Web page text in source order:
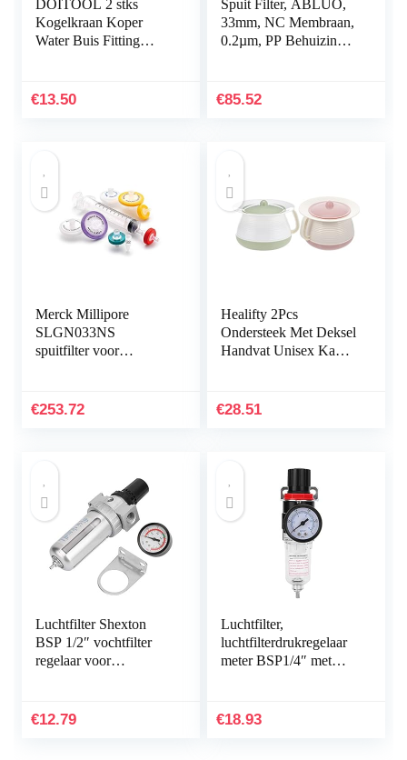
DOITOOL 2 stks
Kogelkraan Koper
Water Buis Fitting
voor Watersystemen…
€13.50
Spuit Filter, ABLUO,
33mm, NC Membraan,
0.2µm, PP Behuizing,
€85.52
Merck Millipore
SLGN033NS
spuitfilter voor
€253.72
Healifty 2Pcs
Ondersteek Met Deksel
Handvat Unisex Kamer
Slaapkamer Urinoir
€28.51
Luchtfilter Shexton
BSP 1/2″ vochtfilter
regelaar voor
€12.79
Luchtfilter,
luchtfilterdrukregelaar
meter BSP1/4″ met
€18.93